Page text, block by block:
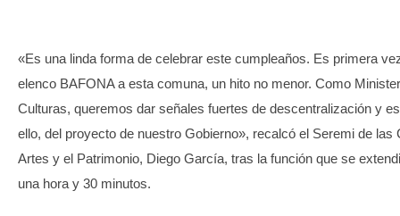
«Es una linda forma de celebrar este cumpleaños. Es primera
elenco BAFONA a esta comuna, un hito no menor. Como
Culturas, queremos dar señales fuertes de descentralización y
ello, del proyecto de nuestro Gobierno», recalcó el Seremi de las
Artes y el Patrimonio, Diego García, tras la función que se
una hora y 30 minutos.